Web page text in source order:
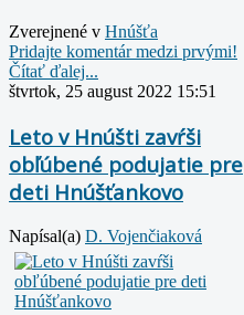
Zverejnené v Hnúšťa
Pridajte komentár medzi prvými!
Čítať ďalej...
štvrtok, 25 august 2022 15:51
Leto v Hnúšti zavŕši
obľúbené podujatie pre
deti Hnúšťankovo
Napísal(a) D. Vojenčiaková